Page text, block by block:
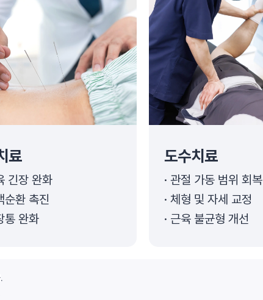
료
긴장 완화
순환 촉진
통 완화
도수치료
관절 가동 범위 회복
체형 및 자세 교정
근육 불균형 개선